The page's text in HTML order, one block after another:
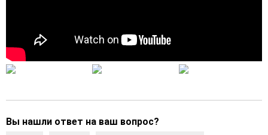
Вы нашли ответ на ваш вопрос?